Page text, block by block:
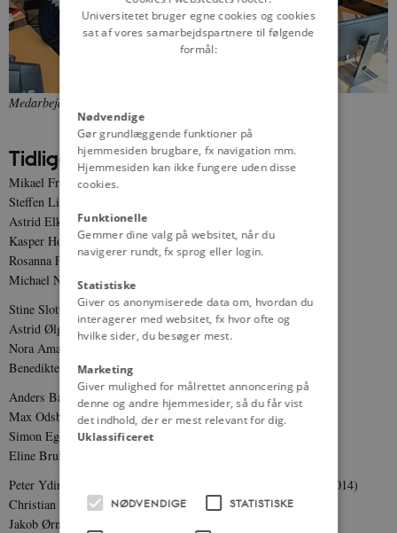
Medarbejdere på danmarkshistorien.dk
Tidligere medarbejdere:
Mikael Frausing, ph.d.
Steffen Lind Christensen, ph.d.
Astrid Elkjær Sørensen, ph.d.
Kasper Holdgaard Andersen, ph.d.
Rosanna Farbøl, ph.d.
Michael Nobel Jakobsen, ph.d.
Stine Slotved Kristensen, studentermedhjælp (2021-2023)
Astrid Ølgaard Schriver, studentermedhjælp (2016-2021)
Nora Amalie Andersson, studentermedhjælp (2019-2021)
Benedikte Birkkjær Justesen, studentermedhjælp (2020-2021)
Anders Bach Grønbæk, studentermedhjælp (2017-2019)
Max Odsbjerg Pedersen, studentermedhjælp (2016-2019)
Simon Ege Dahl Kjærsgaard, studentermedhjælp (2013-2017)
Eline Bruhn Skivild, studentermedhjælp (2012-2016)
Peter Yding Brunbech, udviklingsansvarlig/projektleder (2009-2014)
Christian Egander Skov, ph.d. (2009-2015)
Jakob Ørnbjerg, ph.d., postdoc
Universitetet bruger egne cookies og cookies
sat af vores samarbejdspartnere til følgende
formål:
Nødvendige
Gør grundlæggende funktioner på
hjemmesiden brugbare, fx navigation mm.
Hjemmesiden kan ikke fungere uden disse
cookies.
Funktionelle
Gemmer dine valg på websitet, når du
navigerer rundt, fx sprog eller login.
Statistiske
Giver os anonymiserede data om, hvordan du
interagerer med websitet, fx hvor ofte og
hvilke sider, du besøger mest.
Marketing
Giver mulighed for målrettet annoncering på
denne og andre hjemmesider, så du får vist
det indhold, der er mest relevant for dig.
Uklassificeret
NØDVENDIGE STATISTISKE